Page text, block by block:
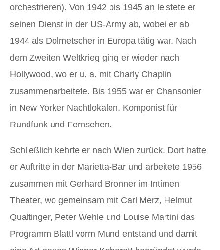
orchestrieren). Von 1942 bis 1945 an leistete er
seinen Dienst in der US-Army ab, wobei er ab
1944 als Dolmetscher in Europa tätig war. Nach
dem Zweiten Weltkrieg ging er wieder nach
Hollywood, wo er u. a. mit Charly Chaplin
zusammenarbeitete. Bis 1955 war er Chansonier
in New Yorker Nachtlokalen, Komponist für
Rundfunk und Fernsehen.
Schließlich kehrte er nach Wien zurück. Dort hatte
er Auftritte in der Marietta-Bar und arbeitete 1956
zusammen mit Gerhard Bronner im Intimen
Theater, wo gemeinsam mit Carl Merz, Helmut
Qualtinger, Peter Wehle und Louise Martini das
Programm Blattl vorm Mund entstand und damit